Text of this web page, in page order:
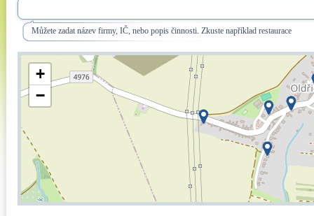
Můžete zadat název firmy, IČ, nebo popis činnosti. Zkuste například restaurace
+
−